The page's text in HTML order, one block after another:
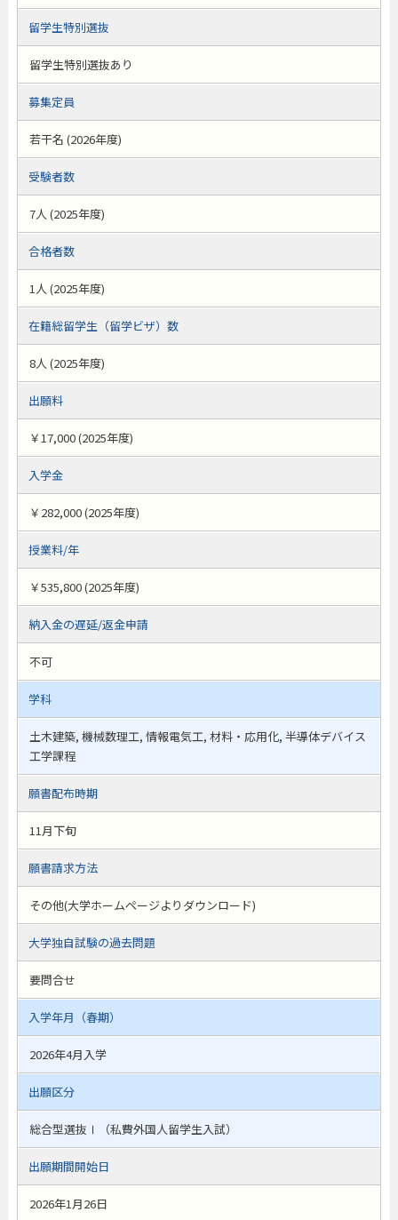
留学生特別選抜
留学生特別選抜あり
募集定員
若干名 (2026年度)
受験者数
7人 (2025年度)
合格者数
1人 (2025年度)
在籍総留学生（留学ビザ）数
8人 (2025年度)
出願料
￥17,000 (2025年度)
入学金
￥282,000 (2025年度)
授業料/年
￥535,800 (2025年度)
納入金の遅延/返金申請
不可
学科
土木建築, 機械数理工, 情報電気工, 材料・応用化, 半導体デバイス
工学課程
願書配布時期
11月下旬
願書請求方法
その他(大学ホームページよりダウンロード)
大学独自試験の過去問題
要問合せ
入学年月（春期）
2026年4月入学
出願区分
総合型選抜Ⅰ（私費外国人留学生入試）
出願期間開始日
2026年1月26日